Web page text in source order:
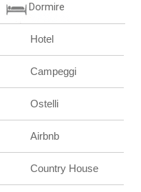
Dormire
Hotel
Campeggi
Ostelli
Airbnb
Country House